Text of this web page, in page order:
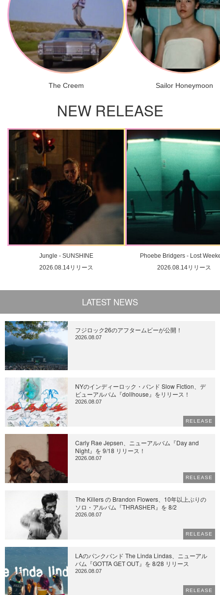
The Creem Sailor Honeymoon
NEW RELEASE
Jungle - SUNSHINE
2026.08.14リリース
Phoebe Bridgers - Lost
2026.08.14リリース
LATEST NEWS
フジロック26のアフタームビーが公開！
2026.08.07
NYのインディーロック・バンド Slow Fiction、デ
ビューアルバム『dollhouse』をリリース！
2026.08.07
RELEASE
Carly Rae Jepsen、ニューアルバム『Day and
Night』を 9/18 リリース！
2026.08.07
RELEASE
The Killers の Brandon Flowers、10年以上ぶりの
ソロ・アルバム『THRASHER』を 8/2
2026.08.07
RELEASE
LAのパンクバンド The Linda Lindas、ニューアル
バム『GOTTA GET OUT』を 8/28 リリース
2026.08.07
RELEASE